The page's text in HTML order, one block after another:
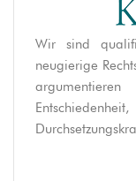
Wir sind
neugierige